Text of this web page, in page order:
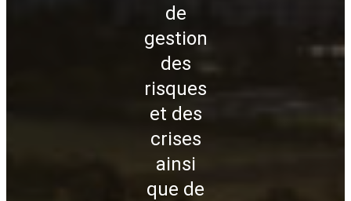
de
gestion
des
risques
et des
crises
ainsi
que de